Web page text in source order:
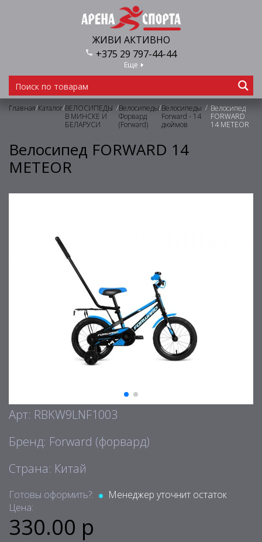
ЖИВИ АКТИВНО
+375 29 797-44-44
Еще
Главная/Каталог/ВЕЛОСИПЕДЫ
В МИНСКЕ И
БЕЛАРУСИ
/Велосипеды
Форвард
(Forward)
/Велосипеды
Forward - 14
дюймов
/ Велосипед
FORWARD
14 METEOR
Велосипед FORWARD 14
METEOR
Арт: RBKW9LNF1003
Бренд: Forward (форвард)
Страна: Китай
Готовы оформить?:
Менеджер уточнит остаток
Цена:
330.00 р